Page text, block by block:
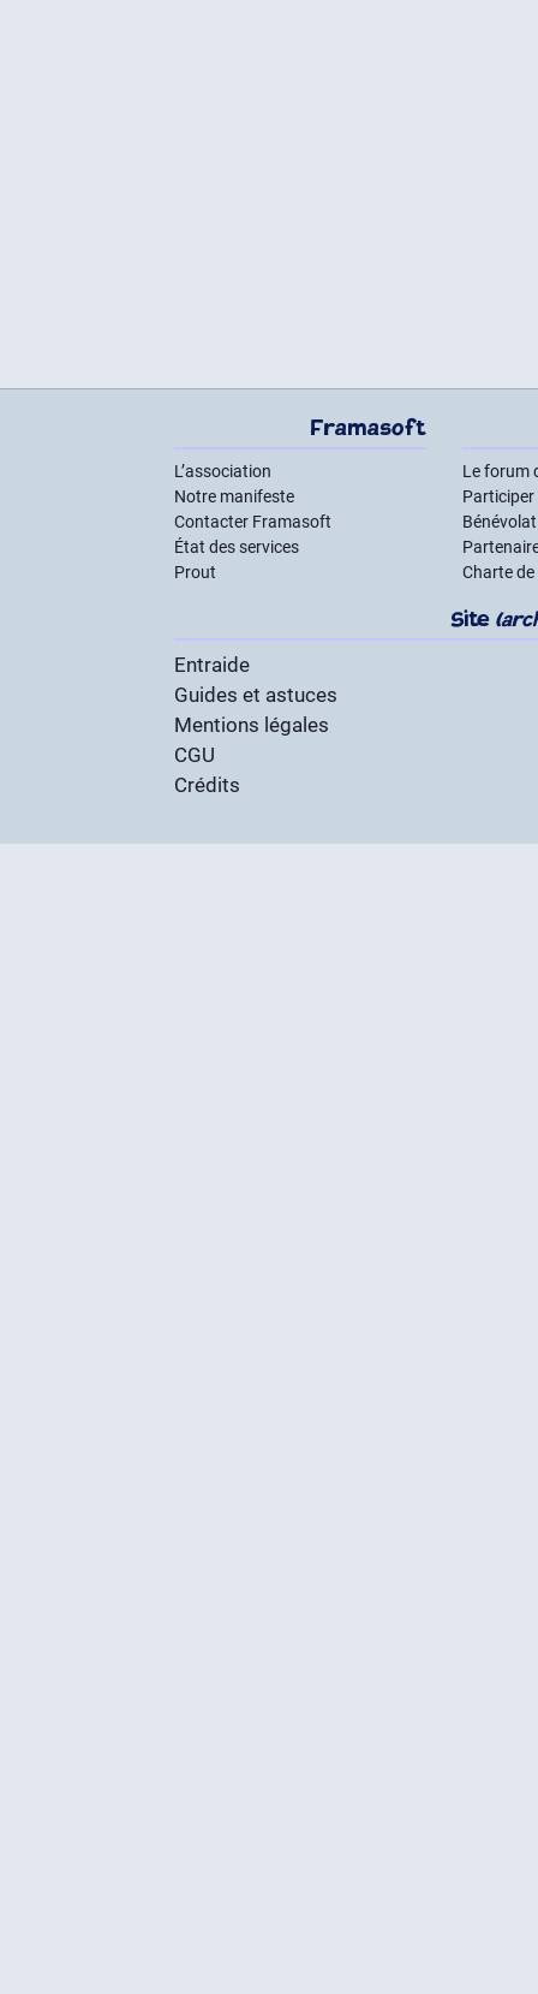
Framasoft
L’association
Notre manifeste
Contacter Framasoft
État des services
Prout
Le forum
Participer
Charte
Site
Entraide
Guides et astuces
Mentions légales
CGU
Crédits